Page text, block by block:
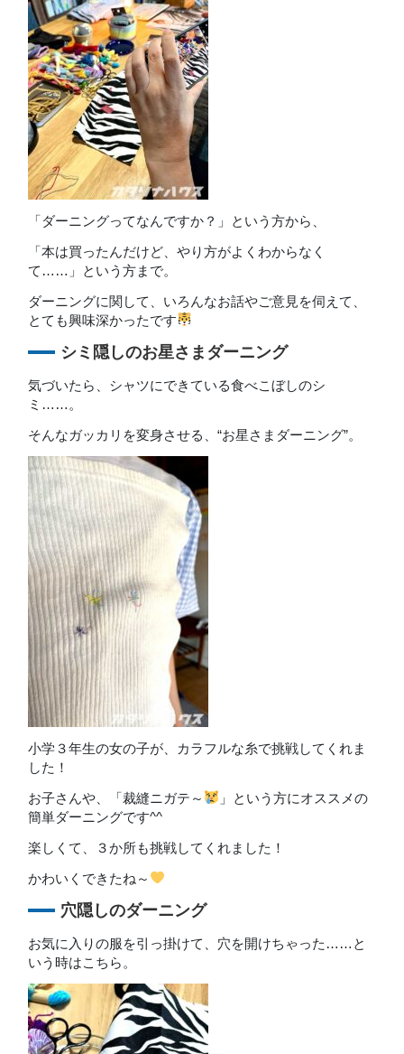
「ダーニングってなんですか？」という方から、
「本は買ったんだけど、やり方がよくわからなく
て……」という方まで。
ダーニングに関して、いろんなお話やご意見を伺えて、
とても興味深かったです
シミ隠しのお星さまダーニング
気づいたら、シャツにできている食べこぼしのシ
ミ……。
そんなガッカリを変身させる、“お星さまダーニング”。
小学３年生の女の子が、カラフルな糸で挑戦してくれま
した！
お子さんや、「裁縫ニガテ～
」という方にオススメの
簡単ダーニングです^^
楽しくて、３か所も挑戦してくれました！
かわいくできたね～
穴隠しのダーニング
お気に入りの服を引っ掛けて、穴を開けちゃった……と
いう時はこちら。